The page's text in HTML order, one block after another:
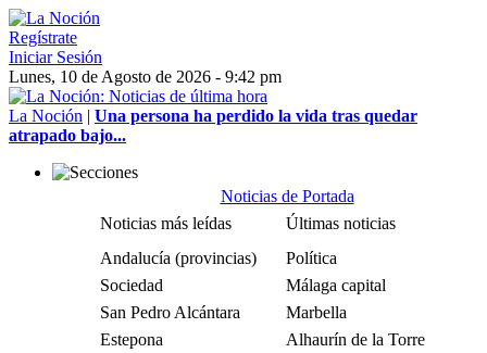
Regístrate
Iniciar Sesión
Lunes, 10 de Agosto de 2026 - 9:42 pm
La Noción | Una persona ha perdido la vida tras quedar
atrapado bajo...
Noticias de Portada
Noticias más leídas
Últimas noticias
Andalucía (provincias)
Política
Sociedad
Málaga capital
San Pedro Alcántara
Marbella
Estepona
Alhaurín de la Torre